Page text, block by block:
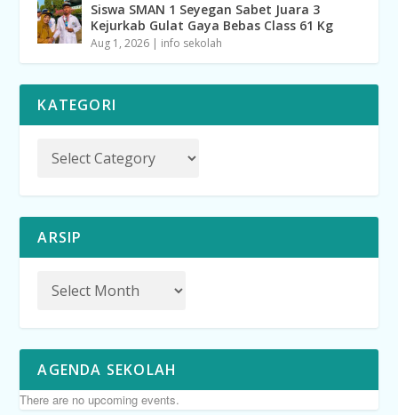
Siswa SMAN 1 Seyegan Sabet Juara 3
Kejurkab Gulat Gaya Bebas Class 61 Kg
Aug 1, 2026 | info sekolah
KATEGORI
ARSIP
AGENDA SEKOLAH
There are no upcoming events.